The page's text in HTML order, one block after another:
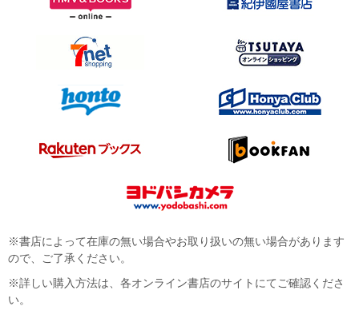
※書店によって在庫の無い場合やお取り扱いの無い場合があります
ので、ご了承ください。
※詳しい購入方法は、各オンライン書店のサイトにてご確認くださ
い。